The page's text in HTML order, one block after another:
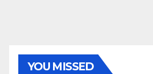
YOU MISSED